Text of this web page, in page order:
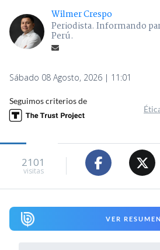
Wilmer Crespo
Periodista. Informando
Perú.
Sábado 08 Agosto, 2026 | 11:01
Seguimos criterios de
2101
visitas
VER RESUMEN